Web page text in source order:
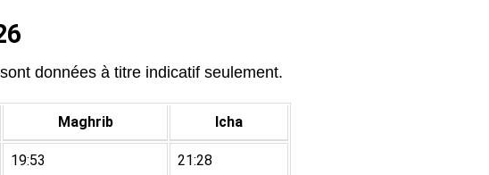
données à titre indicatif seulement.
Maghrib Icha
19:53 21:28